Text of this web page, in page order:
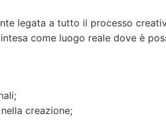
legata a tutto il processo
come luogo reale dove è
creazione;